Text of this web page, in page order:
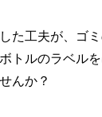
た工夫が、ゴ
ボトルのラベル
んか？